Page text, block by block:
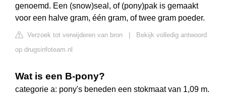
genoemd. Een (snow)seal, of (pony)pak is gemaakt
voor een halve gram, één gram, of twee gram poeder.
Verzoek tot verwijderen van bron
Bekijk volledig antwoord
op drugsinfoteam.nl
Wat is een B-pony?
categorie a: pony's beneden een stokmaat van 1,09 m.